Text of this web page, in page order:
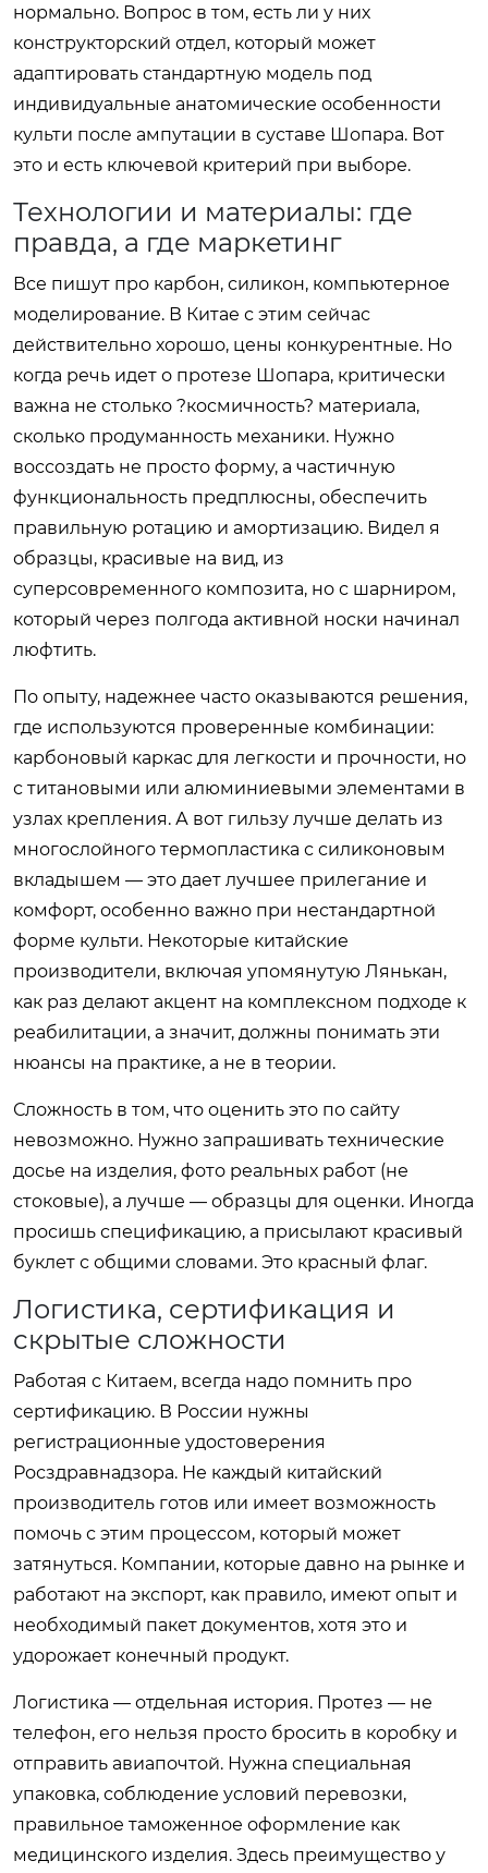
нормально. Вопрос в том, есть ли у них
конструкторский отдел, который может
адаптировать стандартную модель под
индивидуальные анатомические особенности
культи после ампутации в суставе Шопара. Вот
это и есть ключевой критерий при выборе.
Технологии и материалы: где
правда, а где маркетинг
Все пишут про карбон, силикон, компьютерное
моделирование. В Китае с этим сейчас
действительно хорошо, цены конкурентные. Но
когда речь идет о протезе Шопара, критически
важна не столько ?космичность? материала,
сколько продуманность механики. Нужно
воссоздать не просто форму, а частичную
функциональность предплюсны, обеспечить
правильную ротацию и амортизацию. Видел я
образцы, красивые на вид, из
суперсовременного композита, но с шарниром,
который через полгода активной носки начинал
люфтить.
По опыту, надежнее часто оказываются решения,
где используются проверенные комбинации:
карбоновый каркас для легкости и прочности, но
с титановыми или алюминиевыми элементами в
узлах крепления. А вот гильзу лучше делать из
многослойного термопластика с силиконовым
вкладышем — это дает лучшее прилегание и
комфорт, особенно важно при нестандартной
форме культи. Некоторые китайские
производители, включая упомянутую Лянькан,
как раз делают акцент на комплексном подходе к
реабилитации, а значит, должны понимать эти
нюансы на практике, а не в теории.
Сложность в том, что оценить это по сайту
невозможно. Нужно запрашивать технические
досье на изделия, фото реальных работ (не
стоковые), а лучше — образцы для оценки. Иногда
просишь спецификацию, а присылают красивый
буклет с общими словами. Это красный флаг.
Логистика, сертификация и
скрытые сложности
Работая с Китаем, всегда надо помнить про
сертификацию. В России нужны
регистрационные удостоверения
Росздравнадзора. Не каждый китайский
производитель готов или имеет возможность
помочь с этим процессом, который может
затянуться. Компании, которые давно на рынке и
работают на экспорт, как правило, имеют опыт и
необходимый пакет документов, хотя это и
удорожает конечный продукт.
Логистика — отдельная история. Протез — не
телефон, его нельзя просто бросить в коробку и
отправить авиапочтой. Нужна специальная
упаковка, соблюдение условий перевозки,
правильное таможенное оформление как
медицинского изделия. Здесь преимущество у